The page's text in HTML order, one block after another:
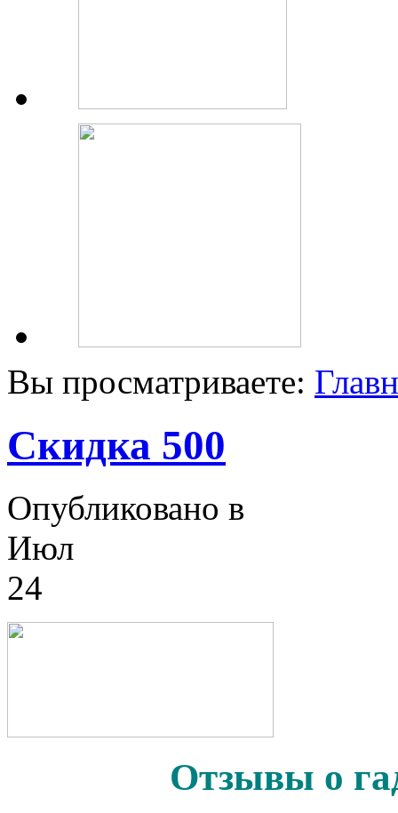
Вы просматриваете:
Скидка 500
Опубликовано в
Июл
24
Отзывы о